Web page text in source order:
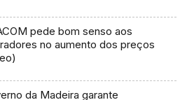
pede bom senso aos
no aumento dos preços
da Madeira garante